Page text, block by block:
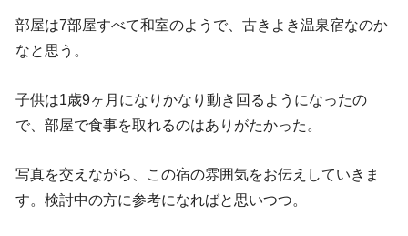
部屋は7部屋すべて和室のようで、古きよき温泉宿なのか
なと思う。
子供は1歳9ヶ月になりかなり動き回るようになったの
で、部屋で食事を取れるのはありがたかった。
写真を交えながら、この宿の雰囲気をお伝えしていきま
す。検討中の方に参考になればと思いつつ。